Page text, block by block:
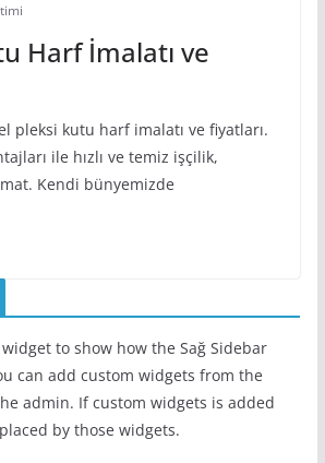
Harf İmalatı ve
pleksi kutu harf imalatı ve fiyatları.
ile hızlı ve temiz işçilik,
Kendi bünyemizde
to show how the Sağ Sidebar
can add custom widgets from the
admin. If custom widgets is added
by those widgets.